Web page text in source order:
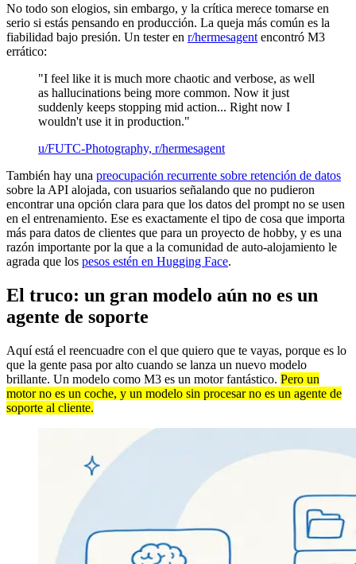
No todo son elogios, sin embargo, y la crítica merece tomarse en
serio si estás pensando en producción. La queja más común es la
fiabilidad bajo presión. Un tester en r/hermesagent encontró M3
errático:
"I feel like it is much more chaotic and verbose, as well
as hallucinations being more common. Now it just
suddenly keeps stopping mid action... Right now I
wouldn't use it in production."
u/FUTC-Photography, r/hermesagent
También hay una preocupación recurrente sobre retención de datos
sobre la API alojada, con usuarios señalando que no pudieron
encontrar una opción clara para que los datos del prompt no se usen
en el entrenamiento. Ese es exactamente el tipo de cosa que importa
más para datos de clientes que para un proyecto de hobby, y es una
razón importante por la que a la comunidad de auto-alojamiento le
agrada que los pesos estén en Hugging Face.
El truco: un gran modelo aún no es un
agente de soporte
Aquí está el reencuadre con el que quiero que te vayas, porque es lo
que la gente pasa por alto cuando se lanza un nuevo modelo
brillante. Un modelo como M3 es un motor fantástico. Pero un
motor no es un coche, y un modelo sin procesar no es un agente de
soporte al cliente.